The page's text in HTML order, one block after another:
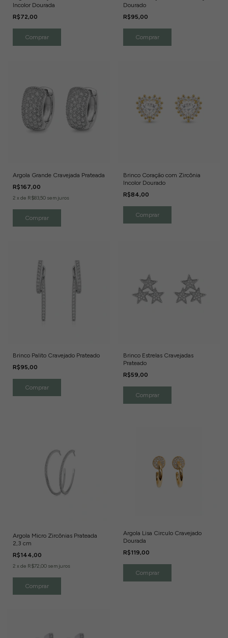
Incolor Dourada
R$72,00
Dourado
R$95,00
Argola Grande Cravejada Prateada
R$167,00
2 x de R$83,50 sem juros
Brinco Coração com Zircônia
Incolor Dourado
R$84,00
Brinco Palito Cravejado Prateado
R$95,00
Brinco Estrelas Cravejadas
Prateado
R$59,00
Argola Micro Zircônias Prateada
2,3 cm
R$144,00
2 x de R$72,00 sem juros
Argola Lisa Circulo Cravejado
Dourada
R$119,00